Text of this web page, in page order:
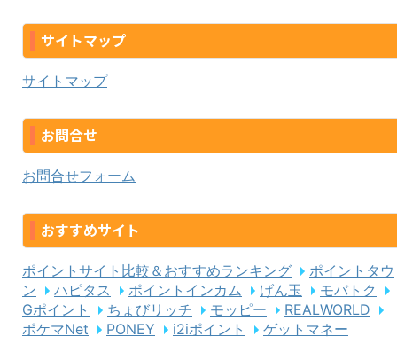
サイトマップ
サイトマップ
お問合せ
お問合せフォーム
おすすめサイト
ポイントサイト比較＆おすすめランキング
ポイントタウ
ン
ハピタス ポイントインカム げん玉
モバトク
Gポイント
ちょびリッチ モッピー
REALWORLD
ポケマNet
PONEY i2iポイント ゲットマネー